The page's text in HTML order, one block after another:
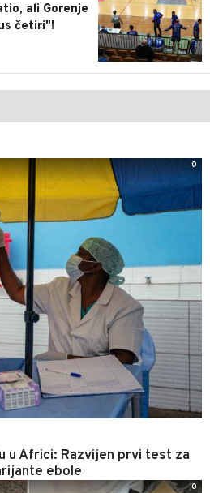
ali Gorenje
četiri"!
u Africi: Razvijen prvi test za
ebole
0
0